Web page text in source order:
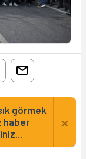
görmek
haber
×